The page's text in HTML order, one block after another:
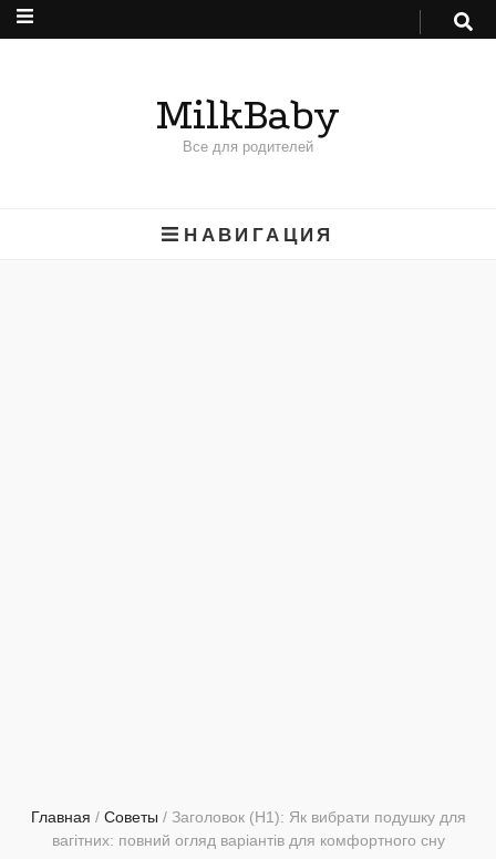
MilkBaby
Все для родителей
НАВИГАЦИЯ
Главная / Советы / Заголовок (H1): Як вибрати подушку для
вагітних: повний огляд варіантів для комфортного сну